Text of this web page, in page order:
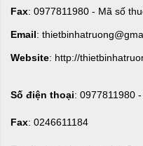
Fax: 0977811980 - Mã số
Email:
Website: http://
Số điện thoại: 0977811980
Fax: 0246611184